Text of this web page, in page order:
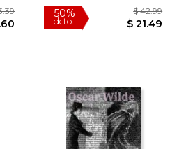
6%
dcto.